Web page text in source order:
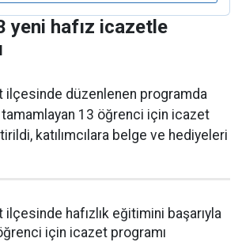
yeni hafız icazetle
ilçesinde düzenlenen programda
tamamlayan 13 öğrenci için icazet
katılımcılara belge ve hediyeleri
ilçesinde hafızlık eğitimini başarıyla
için icazet programı